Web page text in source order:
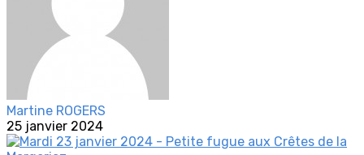
Martine ROGERS
25 janvier 2024